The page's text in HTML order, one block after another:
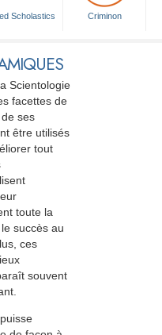
Scholastics Criminon
Scientologie
facettes de
de ses
être utilisés
tout
toute la
succès au
ces
souvent